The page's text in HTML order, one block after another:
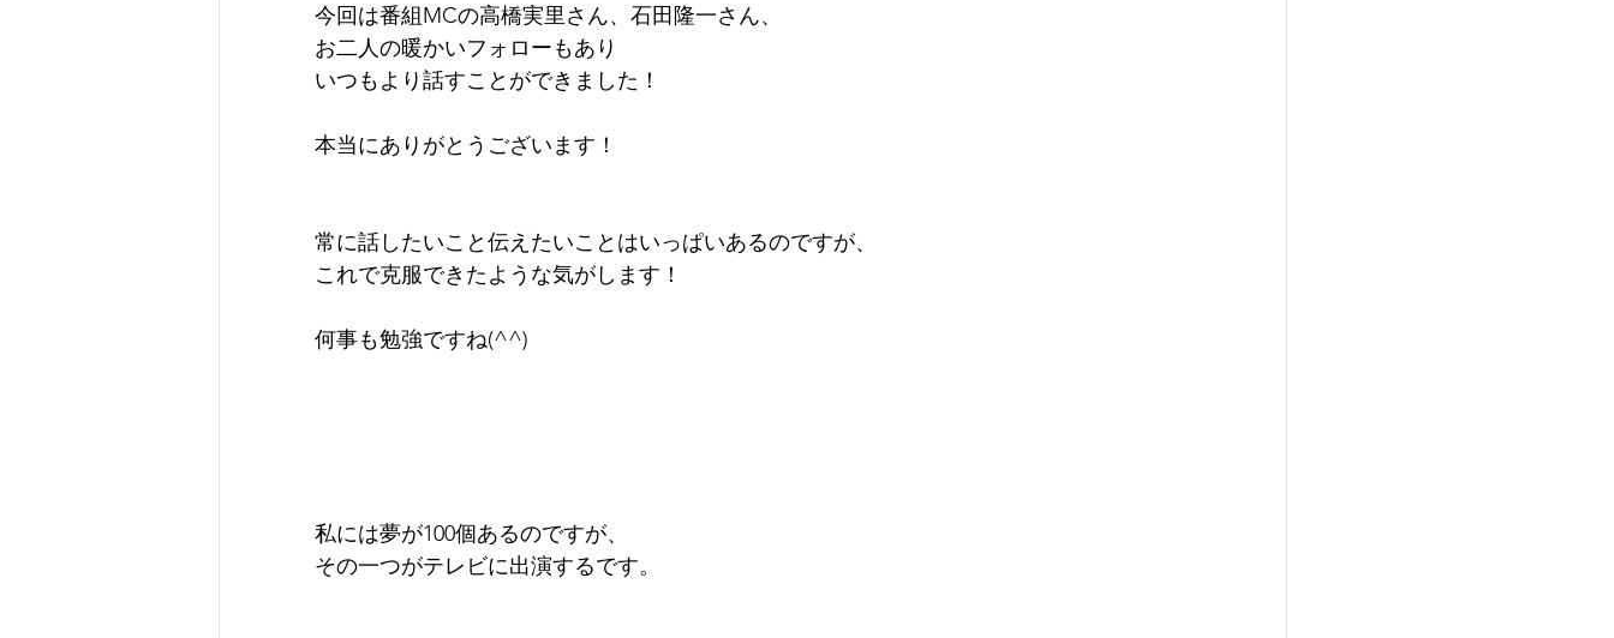
今回は番組MCの高橋実里さん、石田隆一さん、
お二人の暖かいフォローもあり
いつもより話すことができました！
本当にありがとうございます！
常に話したいこと伝えたいことはいっぱいあるのですが、
これで克服できたような気がします！
何事も勉強ですね(^^)
私には夢が100個あるのですが、
その一つがテレビに出演するです。